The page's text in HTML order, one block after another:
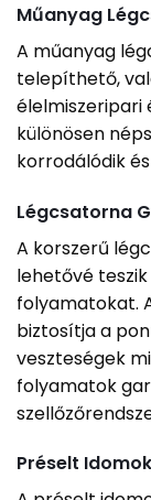
Műanyag
A műanyag
telepíthető,
élelmiszeripari
különösen
korrodálódik
Légcsatorna
A korszerű
lehetővé
folyamatokat.
biztosítja a
veszteségek
folyamatok
Préselt Idomok